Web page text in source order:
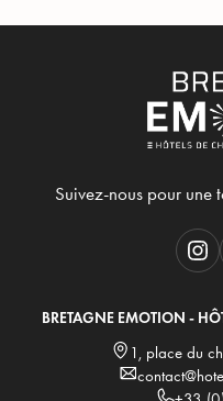
Suivez-nous pour une
BRETAGNE EMOTION -
1, place du